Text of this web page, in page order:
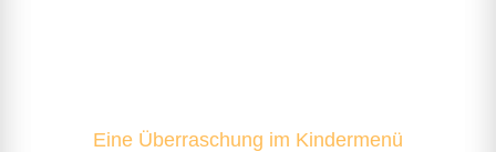
Eine Überraschung im Kindermenü